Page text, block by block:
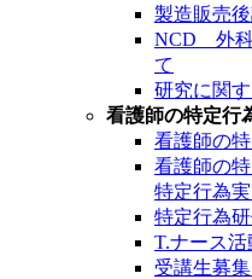
製造販売
NCD 外科
て
研究に関
看護師の特定行
看護師の
看護師の
特定行為
特定行為
T.ナース活
受講生募